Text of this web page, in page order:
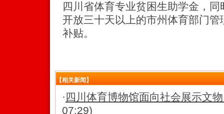
四川省体育专业贫困生助学金，
开放三十天以上的市州体育部门
补贴。
【相关新闻】
·四川体育博物馆面向社会展示文
07:29)